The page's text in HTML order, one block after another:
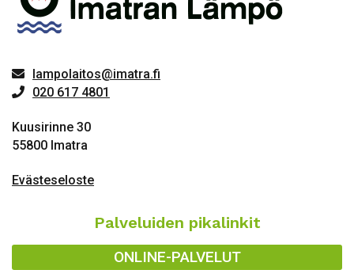
lampolaitos@imatra.fi
020 617 4801
Kuusirinne 30
55800 Imatra
Evästeseloste
Palveluiden pikalinkit
ONLINE-PALVELUT